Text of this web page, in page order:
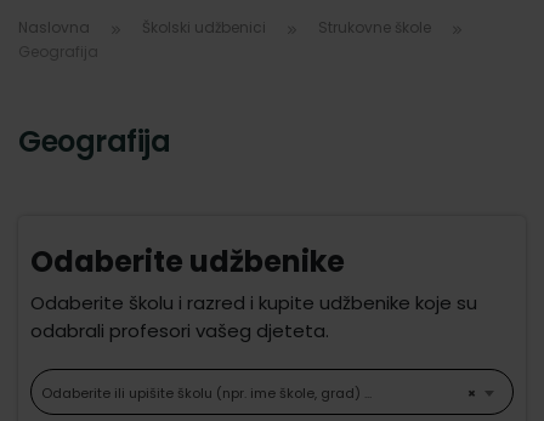
Naslovna Školski udžbenici
Strukovne škole
Geografija
Odaberite udžbenike
Odaberite školu i razred i kupite udžbenike koje su
odabrali profesori vašeg djeteta.
×
Odaberite ili upišite školu (npr. ime škole, grad) ...